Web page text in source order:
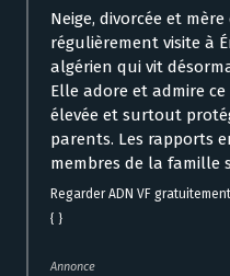
Neige, divorcée et
régulièrement visite à
algérien qui vit
Elle adore et admire
élevée et surtout
parents. Les rapports
membres de la famille
Regarder ADN VF
{ }
Annonce